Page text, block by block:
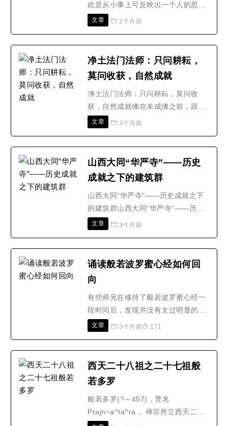
故此，真心便即是性..
此是从小事上可反映出一个人的思维
以及办事的态度。因小事是成就大事
日积月累的功夫便能圆成，现举例子
应征者来求职时，并没有职员接待，
许多求职者都等得不耐烦，..
文章 2个月前
净土法门法师：只问耕耘，
莫问收获，自然成就
净土法门法师：只问耕耘，莫问收
获，自然成就佛在未成佛之前，跟我
们一样是凡夫，发愿修行，精进不
「一切法从心想生」、「制心一处，
深入，长时薰修」，才会有成就。我
们一般人没有耐心，修几天，或..
文章 3个月前
山西大同“华严寺”——历史
成就之下的建筑群
山西大同“华严寺”——历史成就之下
的建筑群山西大同“华严寺”——历史
成就之下的建筑群塞上古都，山西大
名，绝美风光呈现以塞上特色呈现，
我了解到的大同，在深入走进大同的
时候，是可以发现大同..
文章 3个月前
诵读般若波罗蜜心经如何回
向
有些师兄在修持了般若波罗蜜心经一
段时间后，发现并没有太过明显的效
果，可能就是师兄在修行完般若波罗
著。接下来让我们一起了解一下诵读
读完般若波罗蜜心经做回向的时候，
是可以选择做大回向，或者是..
文章 3个月前 171
西天二十八祖之二十七祖般
若多罗
般若多罗(?～457)，梵名
Prajn~a^ta^ra 。禅宗所立西天二十